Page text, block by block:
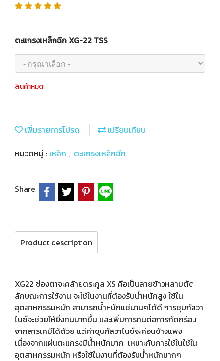
ตะแกรงเหล็กฉีก XG-22 TSS
สินค้าหมด
เพิ่มรายการโปรด
เปรียบเทียบ
หมวดหมู่ : เหล็ก , ตะแกรงเหล็กฉีก
Share
Product description
XG22 ช่องตาจะคล้ายตระกูล XS คือเป็นลายข้าวหลามตัด
ลักษณะการใช้งาน จะใช้ในงานที่ต้องรับน้ำหนักสูง ใช้ใน
อุตสาหกรรมหนัก สามารถน้ำหนักแช่นานๆได้ดี การชุบกัลวา
ไนซ์จะช่วยให้ยิ่งทนมากขึ้น และเพิ่มการทนต่อการกัดกร่อน
จากสารเคมีได้ด้วย แต่ค่าชุบกัลวาไนซ์จะค่อนข้างแพง
เนื่องจากแผ่นตะแกรงมีน้ำหนักมาก เหมาะกับการใช้ในใช้ใน
อุตสาหกรรมหนัก หรือใช้ในงานที่ต้องรับน้ำหนักมากๆ